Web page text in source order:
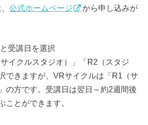
、公式ホームページ
から申し込みが
受講日を選択
イクルスタジオ）」「R2（スタジ
できますが、VRサイクルは「R1（サ
の方です。受講日は翌日～約2週間後
ことができます。